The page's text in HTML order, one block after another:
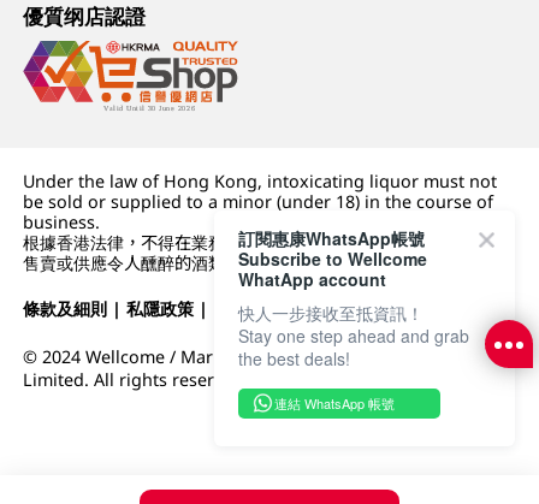
優質纲店認證
Under the law of Hong Kong, intoxicating liquor must not
be sold or supplied to a minor (under 18) in the course of
business.
根據香港法律，不得在業務過程中，向未成年人 (18 歲以下人士)
售賣或供應令人醺醉的酒類。
條款及細則 |私隱政策 | DFI零售集團
© 2024 Wellcome / Market Place. The Dairy Farm Company
Limited. All rights reserved.
訂閱惠康WhatsApp帳號
Subscribe to Wellcome
WhatApp account
快人一步接收至抵資訊！
Stay one step ahead and grab
the best deals!
連結 WhatsApp 帳號